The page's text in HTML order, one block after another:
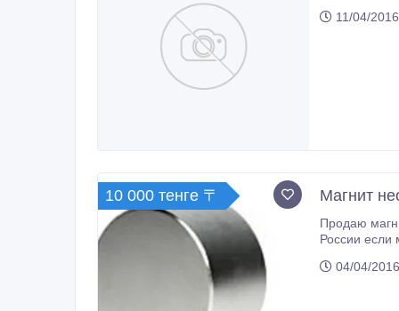
11/04/
10 000 тенге 〒 Магнит
Продаю
России если
04/04/